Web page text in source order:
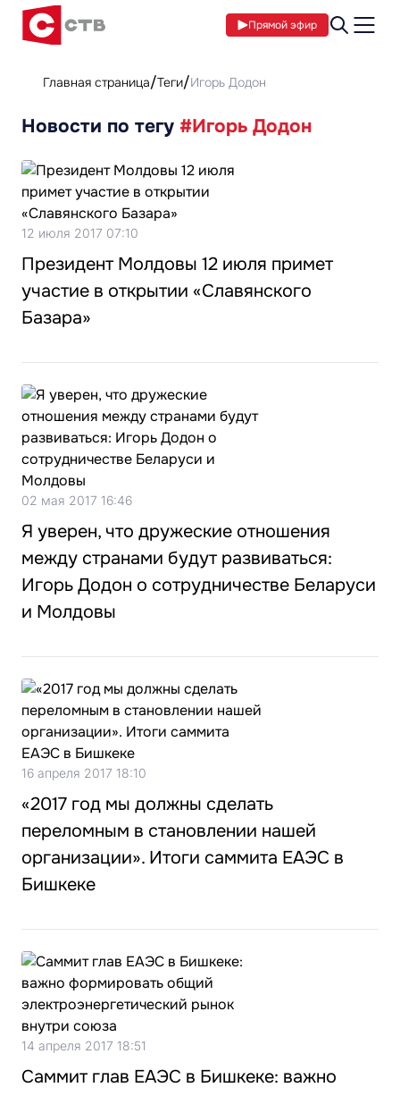
Прямой эфир
Главная страница Теги Игорь Додон
Новости по тегу #Игорь Додон
12 июля 2017 07:10
Президент Молдовы 12 июля примет
участие в открытии «Славянского
Базара»
02 мая 2017 16:46
Я уверен, что дружеские отношения
между странами будут развиваться:
Игорь Додон о сотрудничестве Беларуси
и Молдовы
16 апреля 2017 18:10
«2017 год мы должны сделать
переломным в становлении нашей
организации». Итоги саммита ЕАЭС в
Бишкеке
14 апреля 2017 18:51
Саммит глав ЕАЭС в Бишкеке: важно